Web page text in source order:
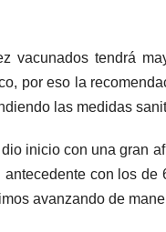
vacunados tendrá
por eso la
las medidas
inicio con una gran
con los
avanzando de